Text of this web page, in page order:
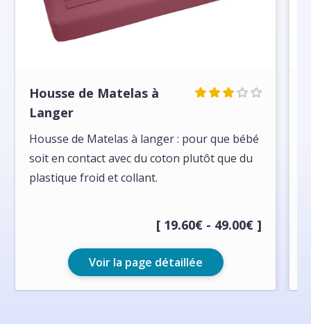
Housse de Matelas à
Langer
Housse de Matelas à langer : pour que bébé
soit en contact avec du coton plutôt que du
plastique froid et collant.
[ 19.60€ - 49.00€ ]
Voir la page détaillée